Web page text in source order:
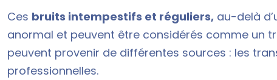
Ces bruits intempestifs et réguliers, au-delà
anormal et peuvent être considérés comme un
peuvent provenir de différentes sources : les
professionnelles.